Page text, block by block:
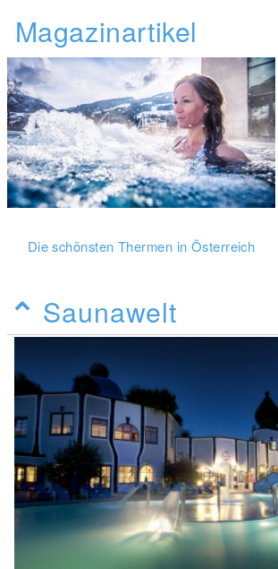
Magazinartikel
Die schönsten Thermen in Österreich
Saunawelt